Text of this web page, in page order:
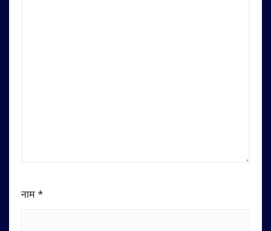
नाम *